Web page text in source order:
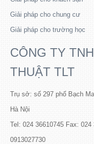
Giải pháp cho chung cư
Giải pháp cho trường học
CÔNG TY
THUẬT TLT
Trụ sở: số 297 phố Bạch
Hà Nội
Tel: 024 36610745 Fax:
0913027730